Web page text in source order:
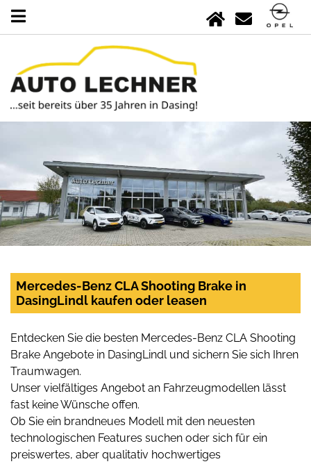
Mercedes-Benz CLA Shooting Brake in
DasingLindl kaufen oder leasen
Entdecken Sie die besten Mercedes-Benz CLA Shooting
Brake Angebote in DasingLindl und sichern Sie sich Ihren
Traumwagen.
Unser vielfältiges Angebot an Fahrzeugmodellen lässt
fast keine Wünsche offen.
Ob Sie ein brandneues Modell mit den neuesten
technologischen Features suchen oder sich für ein
preiswertes, aber qualitativ hochwertiges